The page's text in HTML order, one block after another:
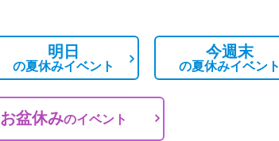
明日
の夏休みイベント
今週末
の夏休みイベント
お盆休みのイベント